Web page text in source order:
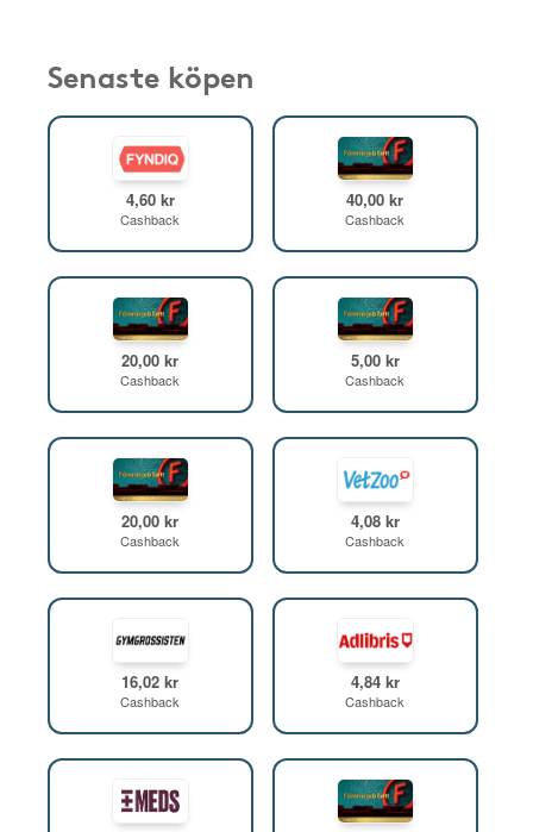
Senaste köpen
4,60 kr
Cashback
40,00 kr
Cashback
20,00 kr
Cashback
5,00 kr
Cashback
20,00 kr
Cashback
4,08 kr
Cashback
16,02 kr
Cashback
4,84 kr
Cashback